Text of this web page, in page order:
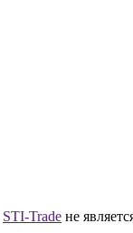
STI-Trade не